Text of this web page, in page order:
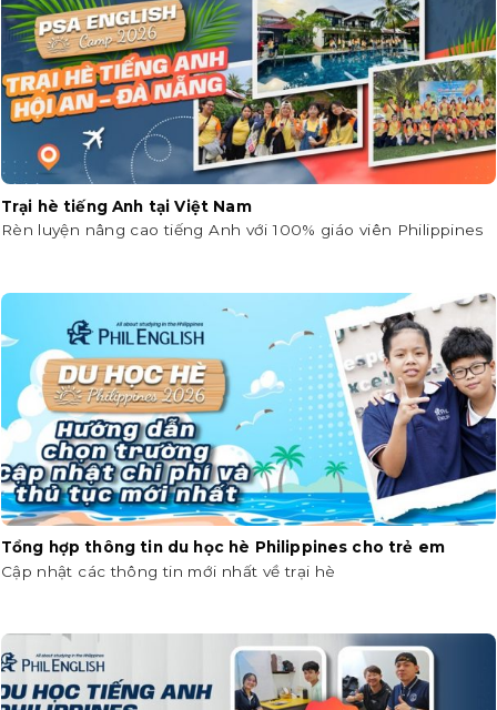
Trại hè tiếng Anh tại Việt Nam
Rèn luyện nâng cao tiếng Anh với 100% giáo viên Philippines
Tổng hợp thông tin du học hè Philippines cho trẻ em
Cập nhật các thông tin mới nhất về trại hè